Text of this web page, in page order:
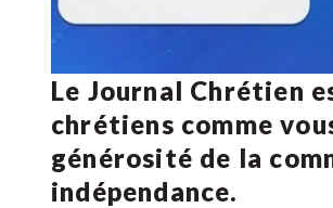
Le Journal Chrétien
chrétiens comme
générosité de la
indépendance.